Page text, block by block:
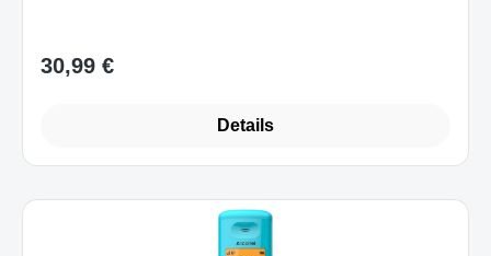
Regulärer Preis:
30,99 €
Details